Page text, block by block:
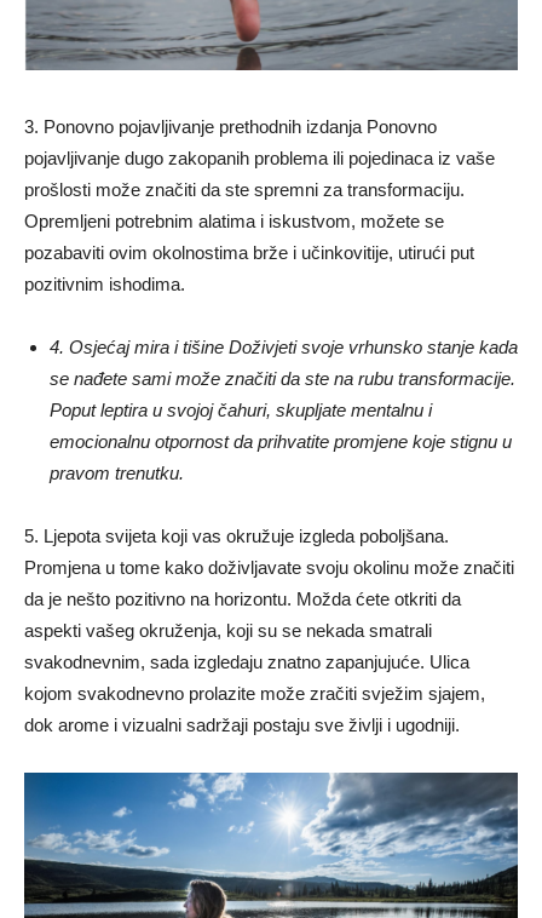
3. Ponovno pojavljivanje prethodnih izdanja Ponovno
pojavljivanje dugo zakopanih problema ili pojedinaca iz vaše
prošlosti može značiti da ste spremni za transformaciju.
Opremljeni potrebnim alatima i iskustvom, možete se
pozabaviti ovim okolnostima brže i učinkovitije, utirući put
pozitivnim ishodima.
4. Osjećaj mira i tišine Doživjeti svoje vrhunsko stanje kada
se nađete sami može značiti da ste na rubu transformacije.
Poput leptira u svojoj čahuri, skupljate mentalnu i
emocionalnu otpornost da prihvatite promjene koje stignu u
pravom trenutku.
5. Ljepota svijeta koji vas okružuje izgleda poboljšana.
Promjena u tome kako doživljavate svoju okolinu može značiti
da je nešto pozitivno na horizontu. Možda ćete otkriti da
aspekti vašeg okruženja, koji su se nekada smatrali
svakodnevnim, sada izgledaju znatno zapanjujuće. Ulica
kojom svakodnevno prolazite može zračiti svježim sjajem,
dok arome i vizualni sadržaji postaju sve življi i ugodniji.